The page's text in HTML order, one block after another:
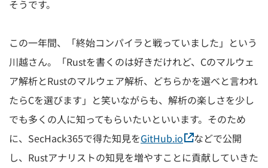
そうです。
この一年間、「終始コンパイラと戦っていました」という
川越さん。「Rustを書くのは好きだけれど、Cのマルウェ
ア解析とRustのマルウェア解析、どちらかを選べと言われ
たらCを選びます」と笑いながらも、解析の楽しさを少し
でも多くの人に知ってもらいたいといいます。そのため
に、SecHack365で得た知見をGitHub.io
などで公開
し、Rustアナリストの知見を増やすことに貢献していきた